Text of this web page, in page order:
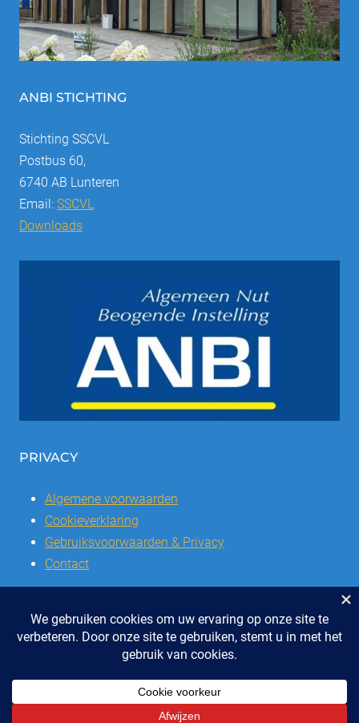
ANBI STICHTING
Stichting SSCVL
Postbus 60,
6740 AB Lunteren
Email: SSCVL
Downloads
PRIVACY
Algemene voorwaarden
Cookieverklaring
Gebruiksvoorwaarden & Privacy
Contact
© 2026 | Stichting SSCVL | Dorpshuis Het Westhoffhuis: Dorpsstraat
Telefoon: 0318 - 48 2992 | KvK nr: 41047051 | Bank: IBAN: NL47 RABO
0337504016